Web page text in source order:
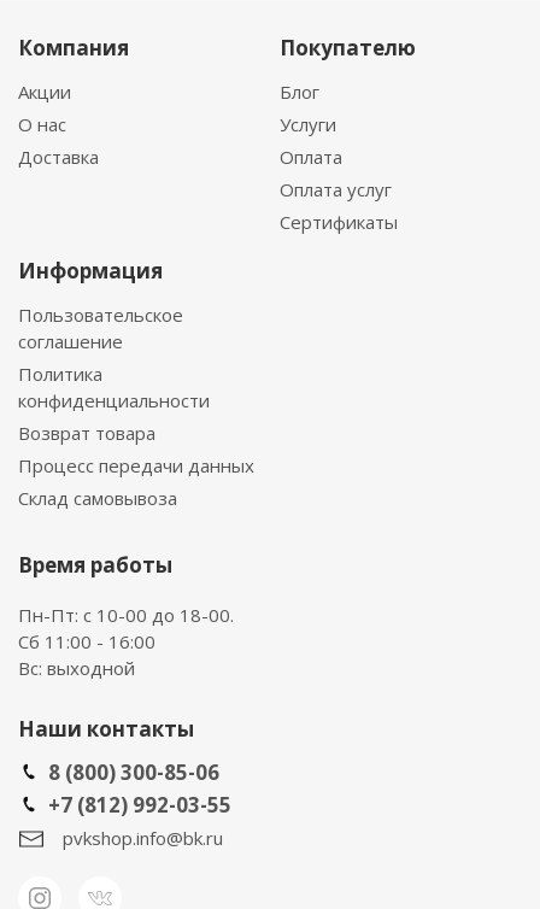
Компания
Акции
О нас
Доставка
Покупателю
Блог
Услуги
Оплата
Оплата услуг
Сертификаты
Информация
Пользовательское
соглашение
Политика
конфиденциальности
Возврат товара
Процесс передачи данных
Склад самовывоза
Время работы
Пн-Пт: с 10-00 до 18-00.
Сб 11:00 - 16:00
Вс: выходной
Наши контакты
8 (800) 300-85-06
+7 (812) 992-03-55
pvkshop.info@bk.ru